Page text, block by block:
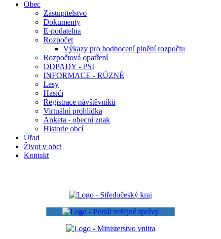
Obec
Zastupitelstvo
Dokumenty
E-podatelna
Rozpočet
Výkazy pro hodnocení plnění rozpočtu
Rozpočtová opatření
ODPADY - PSI
INFORMACE - RŮZNÉ
Lesy
Hasiči
Registrace návštěvníků
Virtuální prohlídka
Anketa - obecní znak
Historie obcí
Úřad
Život v obci
Kontakt